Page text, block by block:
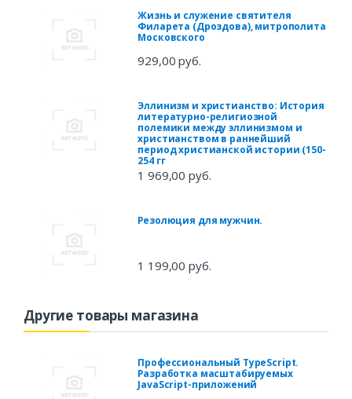
Жизнь и служение святителя
Филарета (Дроздова), митрополита
Московского
929,00 руб.
Эллинизм и христианство: История
литературно-религиозной
полемики между эллинизмом и
христианством в раннейший
период христианской истории (150-
254 гг
1 969,00 руб.
Резолюция для мужчин.
1 199,00 руб.
Другие товары магазина
Профессиональный TypeScript.
Разработка масштабируемых
JavaScript-приложений